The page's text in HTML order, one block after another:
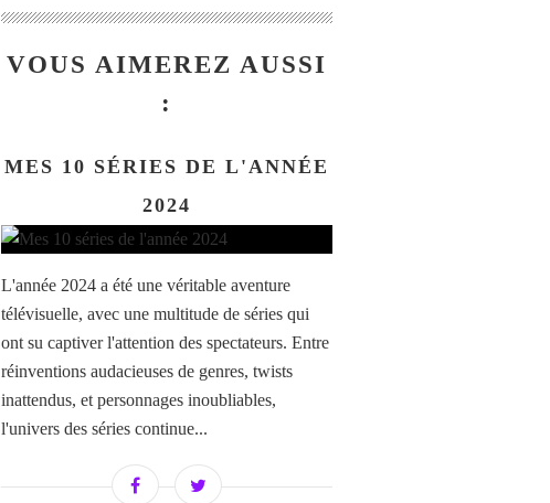
VOUS AIMEREZ AUSSI
:
MES 10 SÉRIES DE L'ANNÉE
2024
L'année 2024 a été une véritable aventure
télévisuelle, avec une multitude de séries qui
ont su captiver l'attention des spectateurs. Entre
réinventions audacieuses de genres, twists
inattendus, et personnages inoubliables,
l'univers des séries continue...